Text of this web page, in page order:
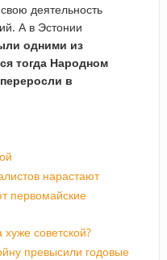
деятельность
А в Эстонии
одними из
тогда Народном
в
нарастают
первомайские
советской?
превысили годовые